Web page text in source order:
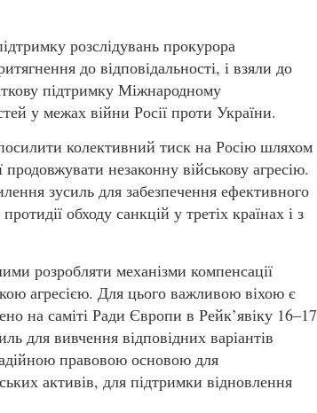
розслідувань прокурора
до відповідальності, і взяли до
підтримку Міжнародному
у межах війни Росії проти України.
колективний тиск на Росію шляхом
незаконну військову агресію.
зусиль для забезпечення ефективного
обходу санкцій у третіх країнах і з
розробляти механізми компенсації
агресією. Для цього важливою віхою є
на саміті Ради Європи в Рейк’явіку 16–17
для вивчення відповідних варіантів
правовою основою для
активів, для підтримки відновлення